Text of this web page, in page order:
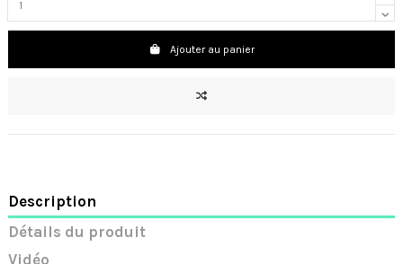
Ajouter au panier
Description
Détails du produit
Vidéo